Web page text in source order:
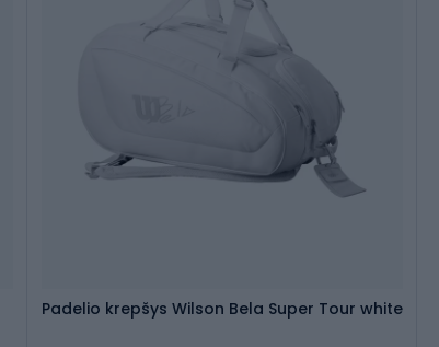
Padelio krepšys Wilson Bela Super Tour white